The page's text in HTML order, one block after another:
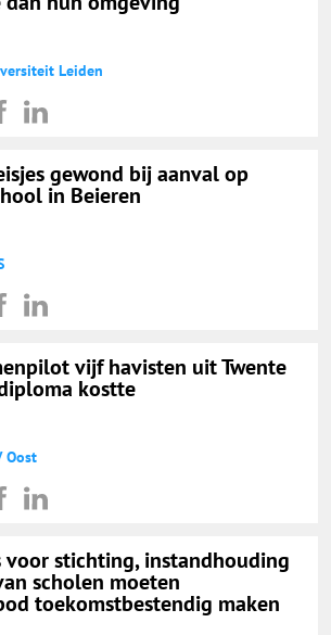
Leiden
gewond bij aanval op
in Beieren
vijf havisten uit Twente
kostte
Oost
voor stichting, instandhouding
scholen moeten
toekomstbestendig maken